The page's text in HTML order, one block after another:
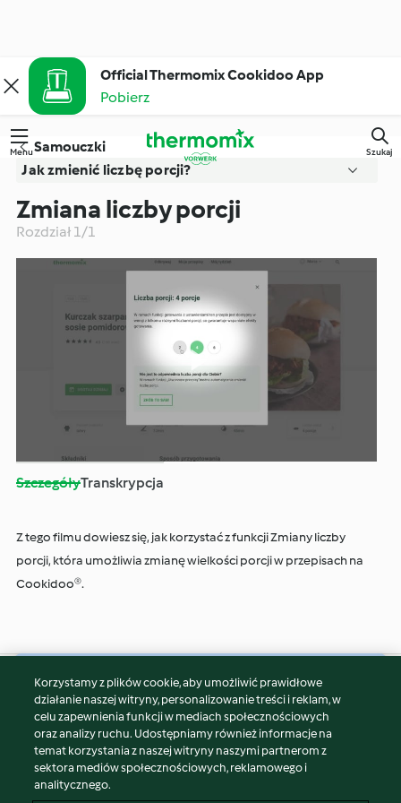
Official Thermomix Cookidoo App
Pobierz
Menu Szukaj
Samouczki
Jak zmienić liczbę porcji?
Zmiana liczby porcji
Zmiana liczby porcji
Rozdział 1/1
SzczegółyTranskrypcja
Z tego filmu dowiesz się, jak korzystać z funkcji Zmiany liczby
porcji, która umożliwia zmianę wielkości porcji w przepisach na
Cookidoo®.
© Copyright 2026
Warunki korzystania
Polityka prywatności
Disclaimer
Znak wydawcy
Korzystamy z plików cookie, aby umożliwić prawidłowe
działanie naszej witryny, personalizowanie treści i reklam, w
celu zapewnienia funkcji w mediach społecznościowych
oraz analizy ruchu. Udostępniamy również informacje na
temat korzystania z naszej witryny naszymi partnerom z
sektora mediów społecznościowych, reklamowego i
analitycznego.